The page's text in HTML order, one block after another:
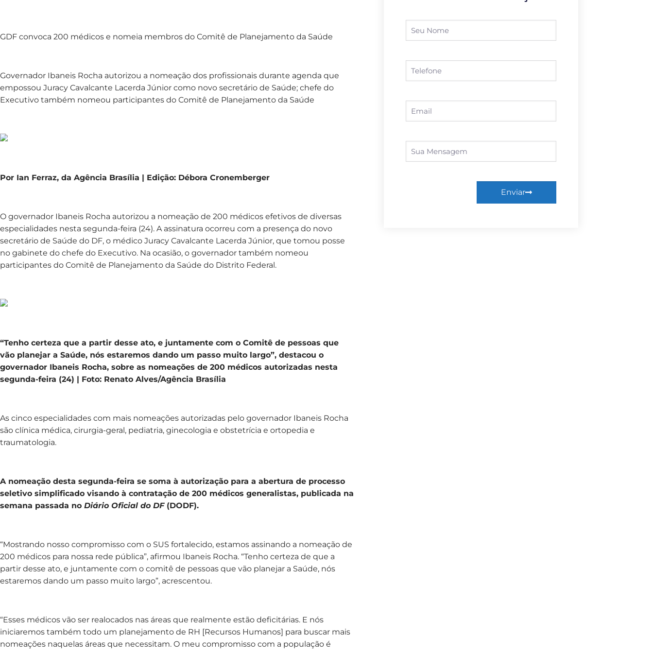
GDF convoca 200 médicos e nomeia membros do Comitê de Planejamento da Saúde
Governador Ibaneis Rocha autorizou a nomeação dos profissionais durante agenda que
empossou Juracy Cavalcante Lacerda Júnior como novo secretário de Saúde; chefe do
Executivo também nomeou participantes do Comitê de Planejamento da Saúde
Por Ian Ferraz, da Agência Brasília | Edição: Débora Cronemberger
O governador Ibaneis Rocha autorizou a nomeação de 200 médicos efetivos de diversas
especialidades nesta segunda-feira (24). A assinatura ocorreu com a presença do novo
secretário de Saúde do DF, o médico Juracy Cavalcante Lacerda Júnior, que tomou posse
no gabinete do chefe do Executivo. Na ocasião, o governador também nomeou
participantes do Comitê de Planejamento da Saúde do Distrito Federal.
“Tenho certeza que a partir desse ato, e juntamente com o Comitê de pessoas que
vão planejar a Saúde, nós estaremos dando um passo muito largo”, destacou o
governador Ibaneis Rocha, sobre as nomeações de 200 médicos autorizadas nesta
segunda-feira (24) | Foto: Renato Alves/Agência Brasília
As cinco especialidades com mais nomeações autorizadas pelo governador Ibaneis Rocha
são clínica médica, cirurgia-geral, pediatria, ginecologia e obstetrícia e ortopedia e
traumatologia.
A nomeação desta segunda-feira se soma à autorização para a abertura de processo
seletivo simplificado visando à contratação de 200 médicos generalistas, publicada na
semana passada no Diário Oficial do DF(DODF).
“Mostrando nosso compromisso com o SUS fortalecido, estamos assinando a nomeação de
200 médicos para nossa rede pública”, afirmou Ibaneis Rocha. “Tenho certeza de que a
partir desse ato, e juntamente com o comitê de pessoas que vão planejar a Saúde, nós
estaremos dando um passo muito largo”, acrescentou.
“Esses médicos vão ser realocados nas áreas que realmente estão deficitárias. E nós
iniciaremos também todo um planejamento de RH [Recursos Humanos] para buscar mais
nomeações naquelas áreas que necessitam. O meu compromisso com a população é
Enviar